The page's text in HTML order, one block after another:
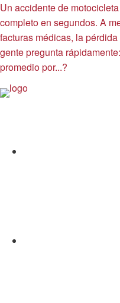
Un accidente de
completo en segundos. A
facturas médicas, la
gente pregunta
promedio por...?
Allen y Allen